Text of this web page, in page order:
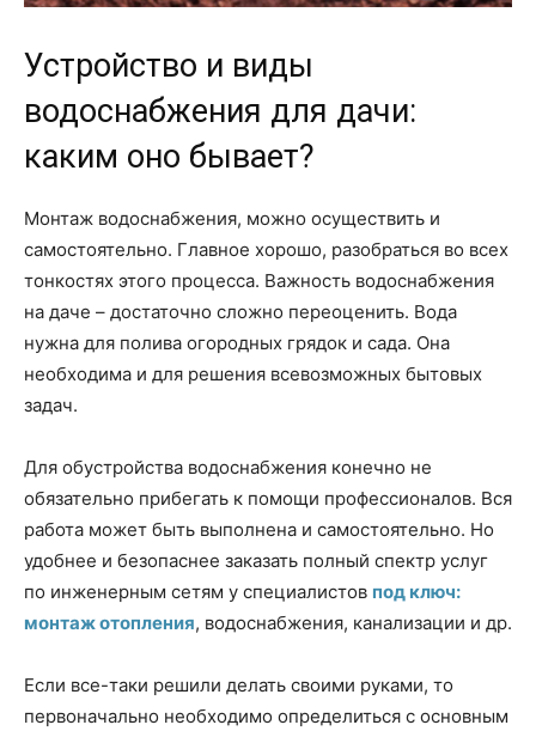
Устройство и виды
водоснабжения для дачи:
каким оно бывает?
Монтаж водоснабжения, можно осуществить и
самостоятельно. Главное хорошо, разобраться во всех
тонкостях этого процесса. Важность водоснабжения
на даче – достаточно сложно переоценить. Вода
нужна для полива огородных грядок и сада. Она
необходима и для решения всевозможных бытовых
задач.
Для обустройства водоснабжения конечно не
обязательно прибегать к помощи профессионалов. Вся
работа может быть выполнена и самостоятельно. Но
удобнее и безопаснее заказать полный спектр услуг
по инженерным сетям у специалистов под ключ:
монтаж отопления, водоснабжения, канализации и др.
Если все-таки решили делать своими руками, то
первоначально необходимо определиться с основным